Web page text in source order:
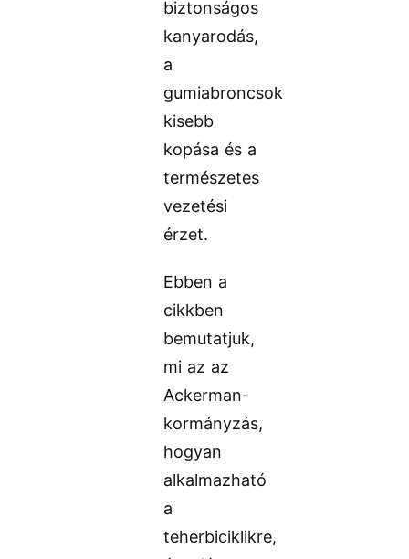
biztonságos
kanyarodás,
a
gumiabroncsok
kisebb
kopása és a
természetes
vezetési
érzet.
Ebben a
cikkben
bemutatjuk,
mi az az
Ackerman-
kormányzás,
hogyan
alkalmazható
a
teherbiciklikre,